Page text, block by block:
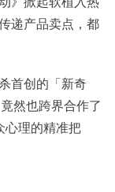
递产品卖点，都
首创的「新奇
然也跨界合作了
心理的精准把